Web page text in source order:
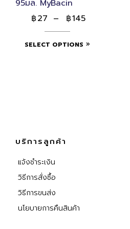
95มล. MyBacin
฿27 – ฿145
SELECT OPTIONS
บริการลูกค้า
แจ้งชำระเงิน
วิธีการสั่งซื้อ
วิธีการขนส่ง
นโยบายการคืนสินค้า